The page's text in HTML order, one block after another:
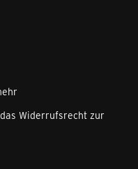
Widerrufsrecht zur